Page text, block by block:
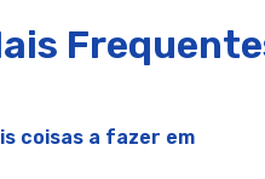
| Jantar de Férias com
de artifício a 4 de julho
de Almoço de Sightseeing
coisas a fazer em